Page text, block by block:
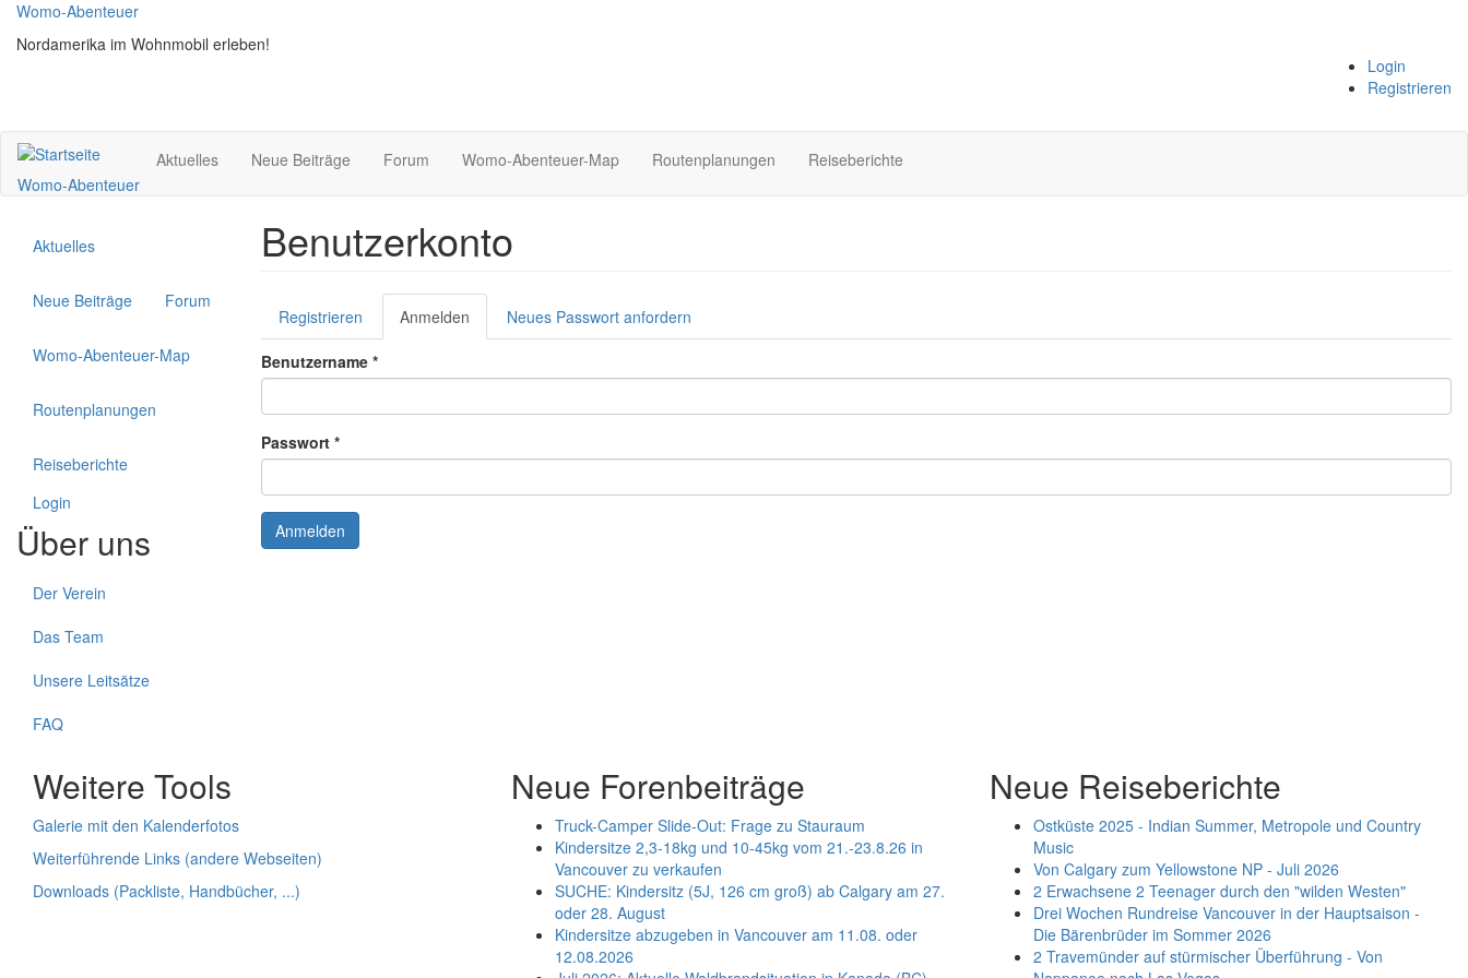
Direkt
zum
Inhalt
Womo-Abenteuer
Nordamerika im Wohnmobil erleben!
Login
Registrieren
Womo-Abenteuer
Aktuelles Neue Beiträge Forum Womo-Abenteuer-Map Routenplanungen Reiseberichte
Aktuelles
Neue Beiträge Forum
Womo-Abenteuer-Map
Routenplanungen
Reiseberichte
Login
Über uns
Der Verein
Das Team
Unsere Leitsätze
FAQ
Benutzerkonto
Haupt-
Reiter
Registrieren Anmelden (aktiver
Reiter)
Neues Passwort anfordern
Benutzername *
Passwort *
Anmelden
Weitere Tools
Galerie mit den Kalenderfotos
Weiterführende Links (andere Webseiten)
Downloads (Packliste, Handbücher, ...)
Neue Forenbeiträge
Truck-Camper Slide-Out: Frage zu Stauraum
Kindersitze 2,3-18kg und 10-45kg vom 21.-23.8.26 in
Vancouver zu verkaufen
SUCHE: Kindersitz (5J, 126 cm groß) ab Calgary am 27.
oder 28. August
Kindersitze abzugeben in Vancouver am 11.08. oder
12.08.2026
Neue Reiseberichte
Ostküste 2025 - Indian Summer, Metropole und Country
Music
Von Calgary zum Yellowstone NP - Juli 2026
2 Erwachsene 2 Teenager durch den "wilden Westen"
Drei Wochen Rundreise Vancouver in der Hauptsaison -
Die Bärenbrüder im Sommer 2026
2 Travemünder auf stürmischer Überführung - Von